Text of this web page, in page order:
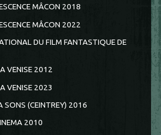
MÂCON 2018
MÂCON 2022
DU FILM FANTASTIQUE DE
VENISE 2012
VENISE 2023
SONS (CEINTREY) 2016
2010